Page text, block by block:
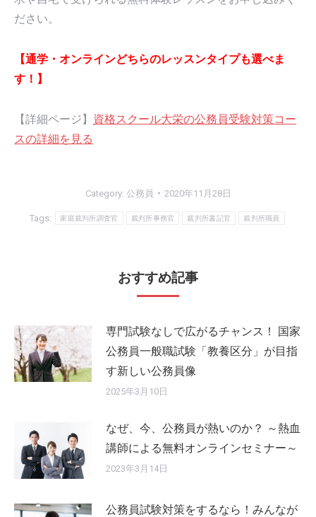
ださい。
【通学・オンラインどちらのレッスンタイプも選べま
す！】
【詳細ページ】 資格スクール大栄の公務員受験対策コー
スの詳細を見る
Category: 公務員 2020年11月28日
Tags: 家庭裁判所調査官 裁判所事務官 裁判所書記官 裁判所職員
おすすめ記事
専門試験なしで広がるチャンス！ 国家
公務員一般職試験「教養区分」が目指
す新しい公務員像
2025年3月10日
なぜ、今、公務員が熱いのか？ ～熱血
講師による無料オンラインセミナー～
2023年3月14日
公務員試験対策をするなら！みんなが